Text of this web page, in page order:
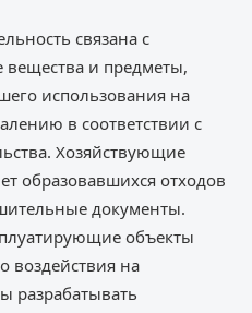
связана с
вещества и предметы,
использования на
в соответствии с
Хозяйствующие
образовавшихся отходов
документы.
объекты
воздействия на
разрабатывать